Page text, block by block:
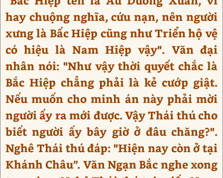
hay chuộng nghĩa, cứu nạn, nên người
xưng là Bấc Hiệp cũng như Triển hộ vệ
có hiệu là Nam Hiệp vậy". Văn đại
nhân nói: "Như vậy thời quyết chắc là
Bắc Hiệp chẳng phải là kẻ cướp giật.
Nếu muốn cho minh án này phải mời
người ấy ra mới được. Vậy Thái thú cho
biết người ấy bây giờ ở đâu chăng?".
Nghê Thái thú đáp: "Hiện nay còn ở tại
Khánh Châu”. Văn Ngạn Bắc nghe xong